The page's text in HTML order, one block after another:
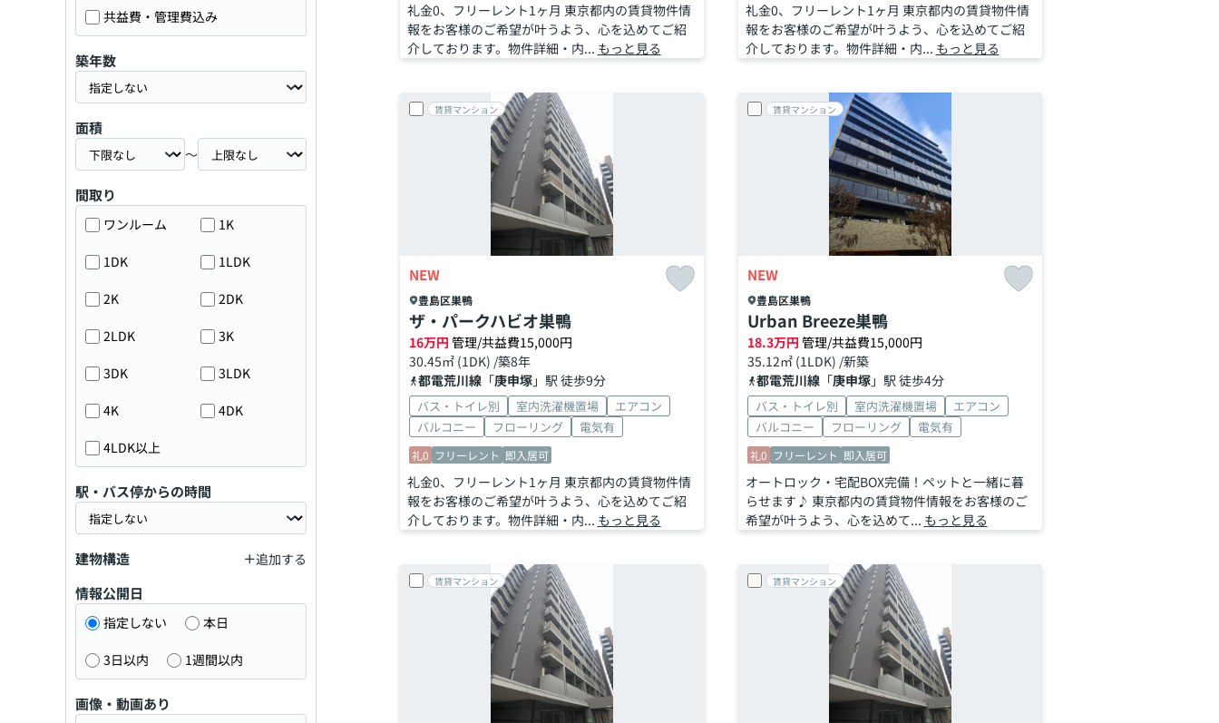
礼金0、フリーレント1ヶ月 東京都内の賃貸物件情
報をお客様のご希望が叶うよう、心を込めてご紹
介しております。物件詳細・内... もっと見る
礼金0、フリーレント1ヶ月 東京都内の賃貸物件情
報をお客様のご希望が叶うよう、心を込めてご紹
介しております。物件詳細・内... もっと見る
賃貸マンション
NEW
豊島区巣鴨
ザ・パークハビオ巣鴨
16万円 管理/共益費15,000円
30.45㎡ (1DK) /築8年
都電荒川線「庚申塚」駅 徒歩9分
バス・トイレ別 室内洗濯機置場
エアコン
バルコニー
フローリング 電気有
礼0 フリーレント 即入居可
礼金0、フリーレント1ヶ月 東京都内の賃貸物件情
報をお客様のご希望が叶うよう、心を込めてご紹
介しております。物件詳細・内... もっと見る
賃貸マンション
NEW
豊島区巣鴨
Urban Breeze巣鴨
18.3万円 管理/共益費15,000円
35.12㎡ (1LDK) /新築
都電荒川線「庚申塚」駅 徒歩4分
バス・トイレ別 室内洗濯機置場
エアコン
バルコニー
フローリング 電気有
礼0 フリーレント 即入居可
オートロック・宅配BOX完備！ペットと一緒に暮
らせます♪ 東京都内の賃貸物件情報をお客様のご
希望が叶うよう、心を込めて... もっと見る
賃貸マンション 賃貸マンション
共益費・管理費込み
築年数
面積
～
間取り
ワンルーム 1K
1DK 1LDK
2K 2DK
2LDK 3K
3DK 3LDK
4K 4DK
4LDK以上
駅・バス停からの時間
建物構造 追加する
情報公開日
指定しない 本日
3日以内 1週間以内
画像・動画あり